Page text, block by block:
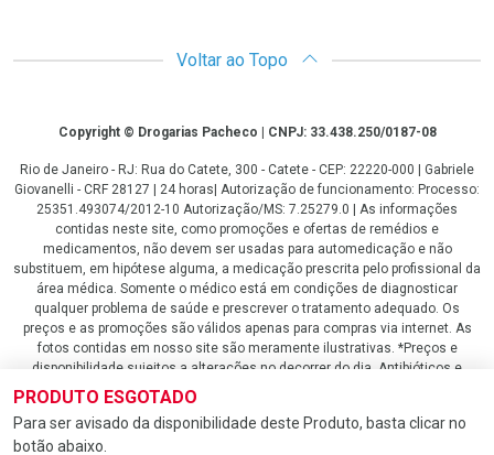
PRODUTO ESGOTADO
Para ser avisado da disponibilidade deste Produto, basta clicar no
botão abaixo.
Voltar ao Topo
CopyrightCopyright © Drogarias Pacheco | CNPJ: 33.438.250/0187-08
Rio de Janeiro - RJ: Rua do Catete, 300 - Catete - CEP: 22220-000 | Gabriele
Giovanelli - CRF 28127 | 24 horas| Autorização de funcionamento: Processo:
25351.493074/2012-10 Autorização/MS: 7.25279.0 | As informações
contidas neste site, como promoções e ofertas de remédios e
medicamentos, não devem ser usadas para automedicação e não
substituem, em hipótese alguma, a medicação prescrita pelo profissional da
área médica. Somente o médico está em condições de diagnosticar
qualquer problema de saúde e prescrever o tratamento adequado. Os
preços e as promoções são válidos apenas para compras via internet. As
fotos contidas em nosso site são meramente ilustrativas. *Preços e
disponibilidade sujeitos a alterações no decorrer do dia. Antibióticos e
antimicrobianos vendas apenas em lojas físicas ou televendas. Portaria nº
344 - 01/02/1999 - Ministério da Saúde. Horário de funcionamento Central
de Vendas e Atendimento ao Cliente 4020 4404 ou 0800 282 10 10 de